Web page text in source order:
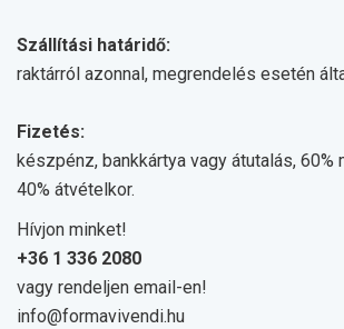
Szállítási határidő:
raktárról azonnal, megrendelés esetén
Fizetés:
készpénz, bankkártya vagy átutalás, 60%
40% átvételkor.
Hívjon minket!
+36 1 336 2080
vagy rendeljen email-en!
info@formavivendi.hu